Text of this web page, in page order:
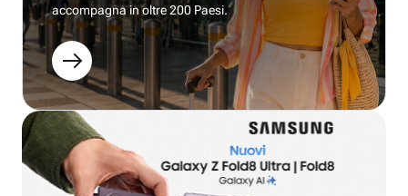
accompagna in oltre 200 Paesi.